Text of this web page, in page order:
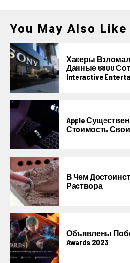
You May Also Like
Хакеры
Данные 6800
Interactive
Apple
Стоимость
В Чем
Раствора
Объявлены
Awards 2023